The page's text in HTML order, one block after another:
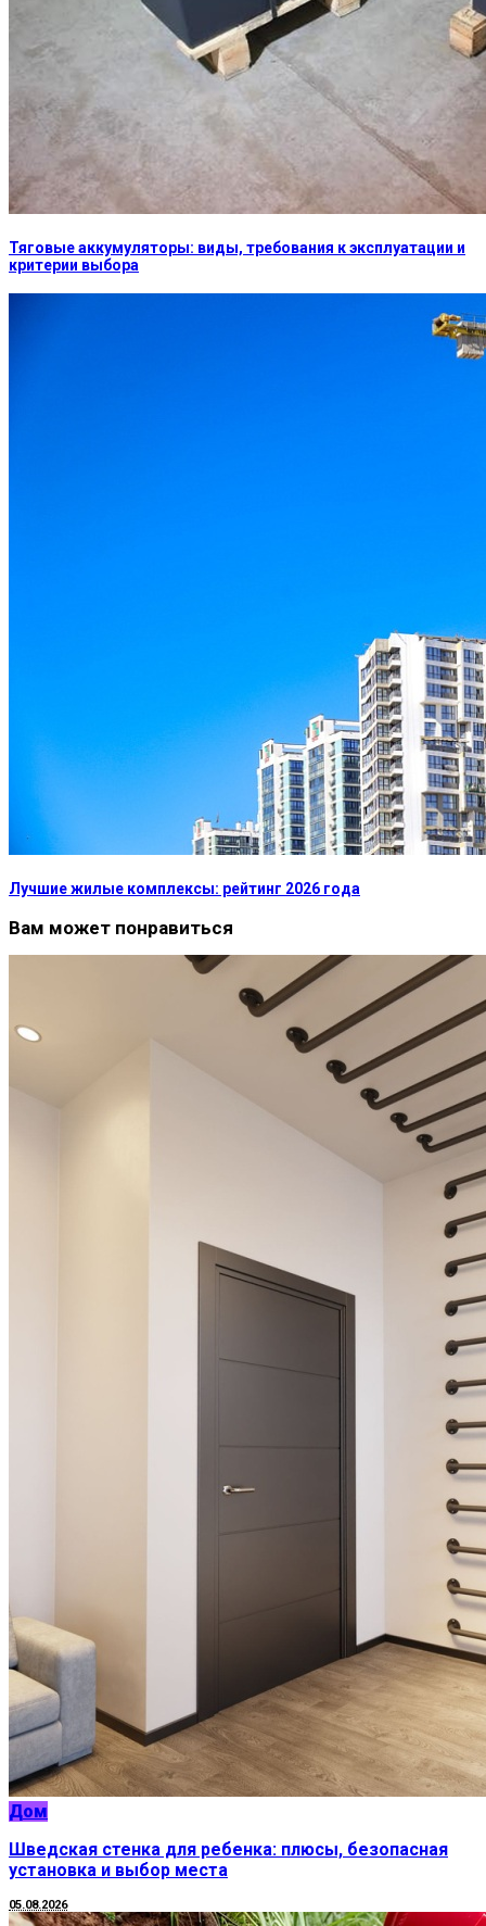
Тяговые аккумуляторы: виды, требования к эксплуатации и
критерии выбора
Лучшие жилые комплексы: рейтинг 2026 года
Вам может понравиться
Дом
Шведская стенка для ребенка: плюсы, безопасная
установка и выбор места
05.08.2026